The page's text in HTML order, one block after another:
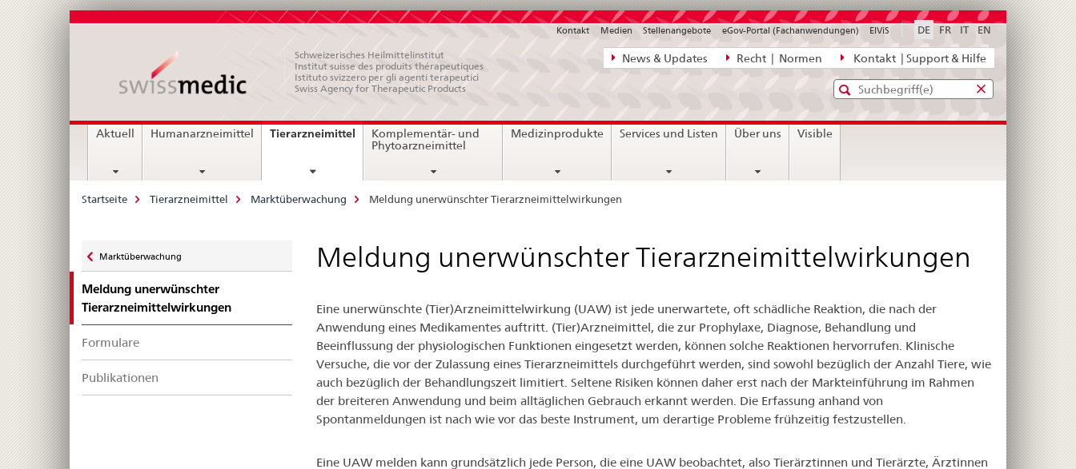
Direktnavigation
News,
Kontakt
News & Updates Recht | Normen Kontakt | Support & Hilfe
DE FR IT EN
Kontakt Medien Stellenangebote eGov-Portal (Fachanwendungen) ElViS
Schweizerisches Heilmittelinstitut
Institut suisse des produits thérapeutiques
Istituto svizzero per gli agenti terapeutici
Swiss Agency for Therapeutic Products
Standard-
Suche
Eingabefenster
diefür
Hauptnavigation
Aktuell Humanarzneimittel Tierarzneimittel current
page
Komplementär- und
Phytoarzneimittel
Medizinprodukte Services und Listen Über uns Visible
Breadcrumb
Startseite Tierarzneimittel Marktüberwachung Meldung unerwünschter Tierarzneimittelwirkungen
zu
Marktüberwachung
Meldung unerwünschter
Tierarzneimittelwirkungen
Formulare
Publikationen
Meldung unerwünschter Tierarzneimittelwirkungen
Eine unerwünschte (Tier)Arzneimittelwirkung (UAW) ist jede unerwartete, oft schädliche Reaktion, die nach der
Anwendung eines Medikamentes auftritt. (Tier)Arzneimittel, die zur Prophylaxe, Diagnose, Behandlung und
Beeinflussung der physiologischen Funktionen eingesetzt werden, können solche Reaktionen hervorrufen. Klinische
Versuche, die vor der Zulassung eines Tierarzneimittels durchgeführt werden, sind sowohl bezüglich der Anzahl Tiere, wie
auch bezüglich der Behandlungszeit limitiert. Seltene Risiken können daher erst nach der Markteinführung im Rahmen
der breiteren Anwendung und beim alltäglichen Gebrauch erkannt werden. Die Erfassung anhand von
Spontanmeldungen ist nach wie vor das beste Instrument, um derartige Probleme frühzeitig festzustellen.
Eine UAW melden kann grundsätzlich jede Person, die eine UAW beobachtet, also Tierärztinnen und Tierärzte, Ärztinnen